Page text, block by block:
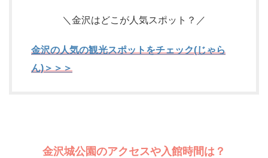
＼金沢はどこが人気スポット？／
金沢の人気の観光スポットをチェック(じゃら
ん)＞＞＞
金沢城公園のアクセスや入館時間は？